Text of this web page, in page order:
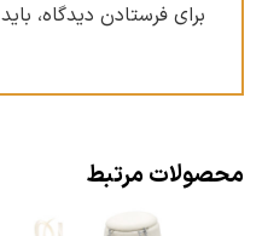
برای فرستادن دیدگاه، باید
محصولات مرتبط